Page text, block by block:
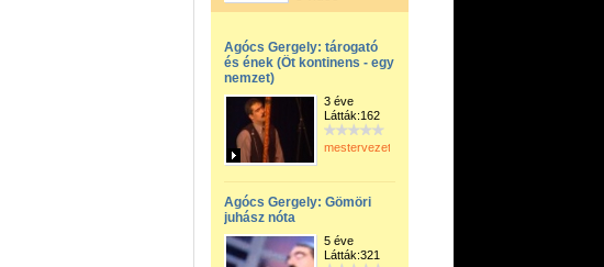
Agócs Gergely: tárogató
és ének (Öt kontinens - egy
nemzet)
3 éve
Látták:162
mestervezeto
Agócs Gergely: Gömöri
juhász nóta
5 éve
Látták:321